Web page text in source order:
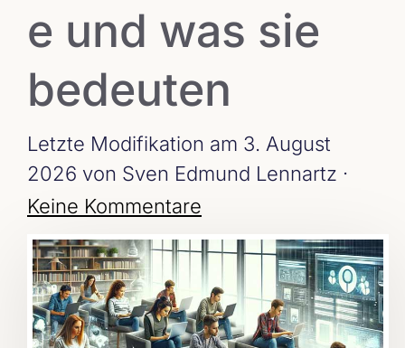
e und was sie
bedeuten
Letzte Modifikation am 3. August
2026 von Sven Edmund Lennartz ·
Keine Kommentare